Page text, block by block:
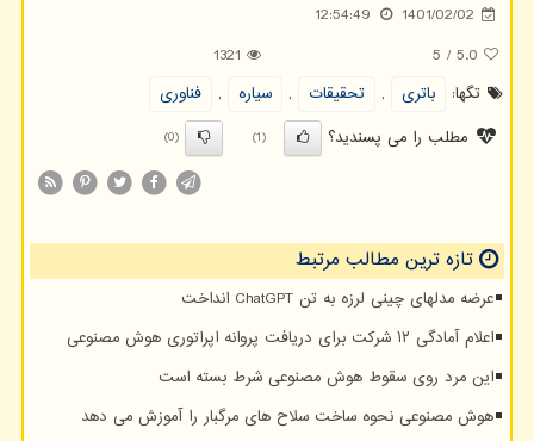
1401/02/02
12:54:49
5.0
/
5
1321
تگها:
باتری , تحقیقات , سیاره ,
فناوری
مطلب را می پسندید؟
(1)
(0)
تازه ترین مطالب مرتبط
عرضه مدلهای چینی لرزه به تن ChatGPT انداخت
اعلام آمادگی ۱۲ شرکت برای دریافت پروانه اپراتوری هوش مصنوعی
این مرد روی سقوط هوش مصنوعی شرط بسته است
هوش مصنوعی نحوه ساخت سلاح های مرگبار را آموزش می دهد